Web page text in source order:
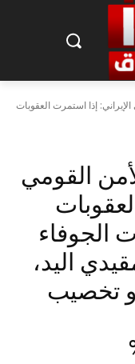
إذا استمرت العقوبات
القومي
الجوفاء
اليد،
تخصيب